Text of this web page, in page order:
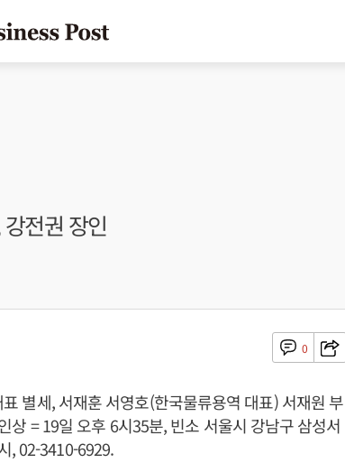
전권 장인
0
별세, 서재훈 서영호(한국물류용역 대표) 서재원 부
상 = 19일 오후 6시35분, 빈소 서울시 강남구 삼성서
, 02-3410-6929.